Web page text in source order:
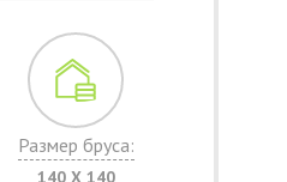
Размер бруса:
140 Х 140